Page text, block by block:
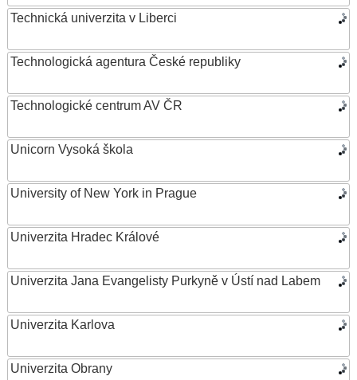
Technická univerzita v Liberci
Technologická agentura České republiky
Technologické centrum AV ČR
Unicorn Vysoká škola
University of New York in Prague
Univerzita Hradec Králové
Univerzita Jana Evangelisty Purkyně v Ústí nad Labem
Univerzita Karlova
Univerzita Obrany